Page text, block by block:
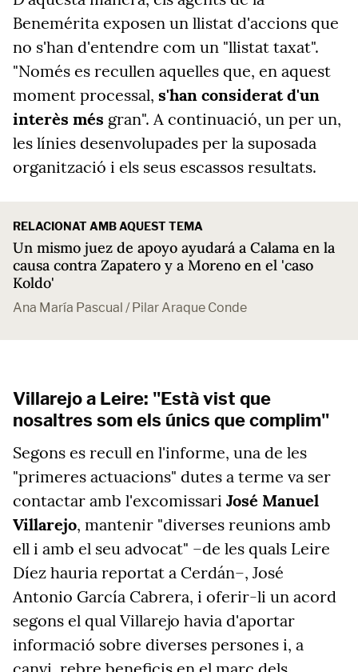
Benemérita exposen un llistat d'accions que
no s'han d'entendre com un "llistat taxat".
"Només es recullen aquelles que, en aquest
moment processal, s'han considerat d'un
interès més gran". A continuació, un per un,
les línies desenvolupades per la suposada
organització i els seus escassos resultats.
RELACIONAT AMB AQUEST TEMA
Un mismo juez de apoyo ayudará a Calama en la
causa contra Zapatero y a Moreno en el 'caso
Koldo'
Ana María Pascual / Pilar Araque Conde
Villarejo a Leire: "Està vist que
nosaltres som els únics que complim"
Segons es recull en l'informe, una de les
"primeres actuacions" dutes a terme va ser
contactar amb l'excomissari José Manuel
Villarejo, mantenir "diverses reunions amb
ell i amb el seu advocat" –de les quals Leire
Díez hauria reportat a Cerdán–, José
Antonio García Cabrera, i oferir-li un acord
segons el qual Villarejo havia d'aportar
informació sobre diverses persones i, a